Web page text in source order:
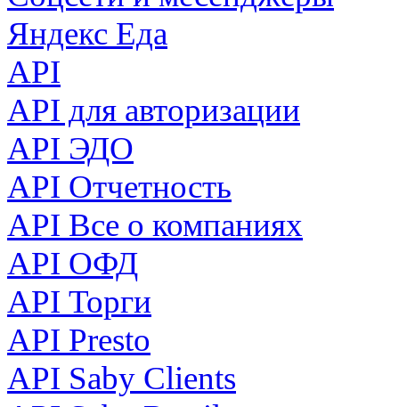
Яндекс Еда
API
API для авторизации
API ЭДО
API Отчетность
API Все о компаниях
API ОФД
API Торги
API Presto
API Saby Clients